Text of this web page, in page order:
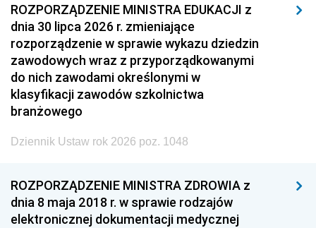
ROZPORZĄDZENIE MINISTRA EDUKACJI z
dnia 30 lipca 2026 r. zmieniające
rozporządzenie w sprawie wykazu dziedzin
zawodowych wraz z przyporządkowanymi
do nich zawodami określonymi w
klasyfikacji zawodów szkolnictwa
branżowego
Dziennik Ustaw rok 2026 poz. 1048
ROZPORZĄDZENIE MINISTRA ZDROWIA z
dnia 8 maja 2018 r. w sprawie rodzajów
elektronicznej dokumentacji medycznej